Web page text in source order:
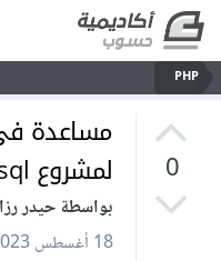
PHP
0
مساعدة
لمشروع php mysql
بواسطة حيدر
18 أغسطس 2023